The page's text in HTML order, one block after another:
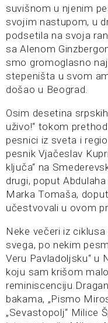
suvišnom u njenim
svojim nastupom, u
podsetila na svoja
sa Alenom
smo gromoglasno
stepeništa u svom
došao u Beograd.
Osim desetina
uživo!“ tokom
pesnici iz sveta i
pesnik Vjačeslav
ključa“ na
drugi, poput
Marka Tomaša,
učestvovali u ovom
Neke večeri iz ciklusa
svega, po nekim
Veru Pavladoljsku“ u
koju sam krišom
reminiscenciju
bakama, „Pismo
„Sevastopolj“ Milice